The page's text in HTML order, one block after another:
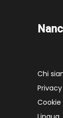
Chi
Cookie